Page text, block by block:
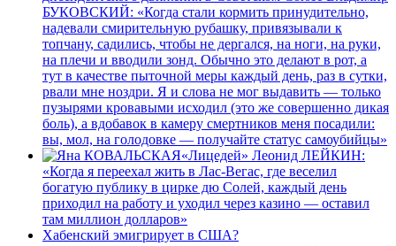
БУКОВСКИЙ: «Когда стали кормить принудительно,
надевали смирительную рубашку, привязывали к
топчану, садились, чтобы не дергался, на ноги, на руки,
на плечи и вводили зонд. Обычно это делают в рот, а
тут в качестве пыточной меры каждый день, раз в сутки,
рвали мне ноздри. Я и слова не мог выдавить — только
пузырями кровавыми исходил (это же совершенно дикая
боль), а вдобавок в камеру смертников меня посадили:
вы, мол, на голодовке — получайте статус самоубийцы»
«Лицедей» Леонид ЛЕЙКИН:
«Когда я переехал жить в Лас-Вегас, где веселил
богатую публику в цирке дю Солей, каждый день
приходил на работу и уходил через казино — оставил
там миллион долларов»
Хабенский эмигрирует в США?